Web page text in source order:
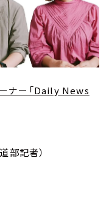
ナー「Daily News
部記者）